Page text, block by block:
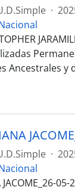
·
Ancestrales y
·
JACOME_26-